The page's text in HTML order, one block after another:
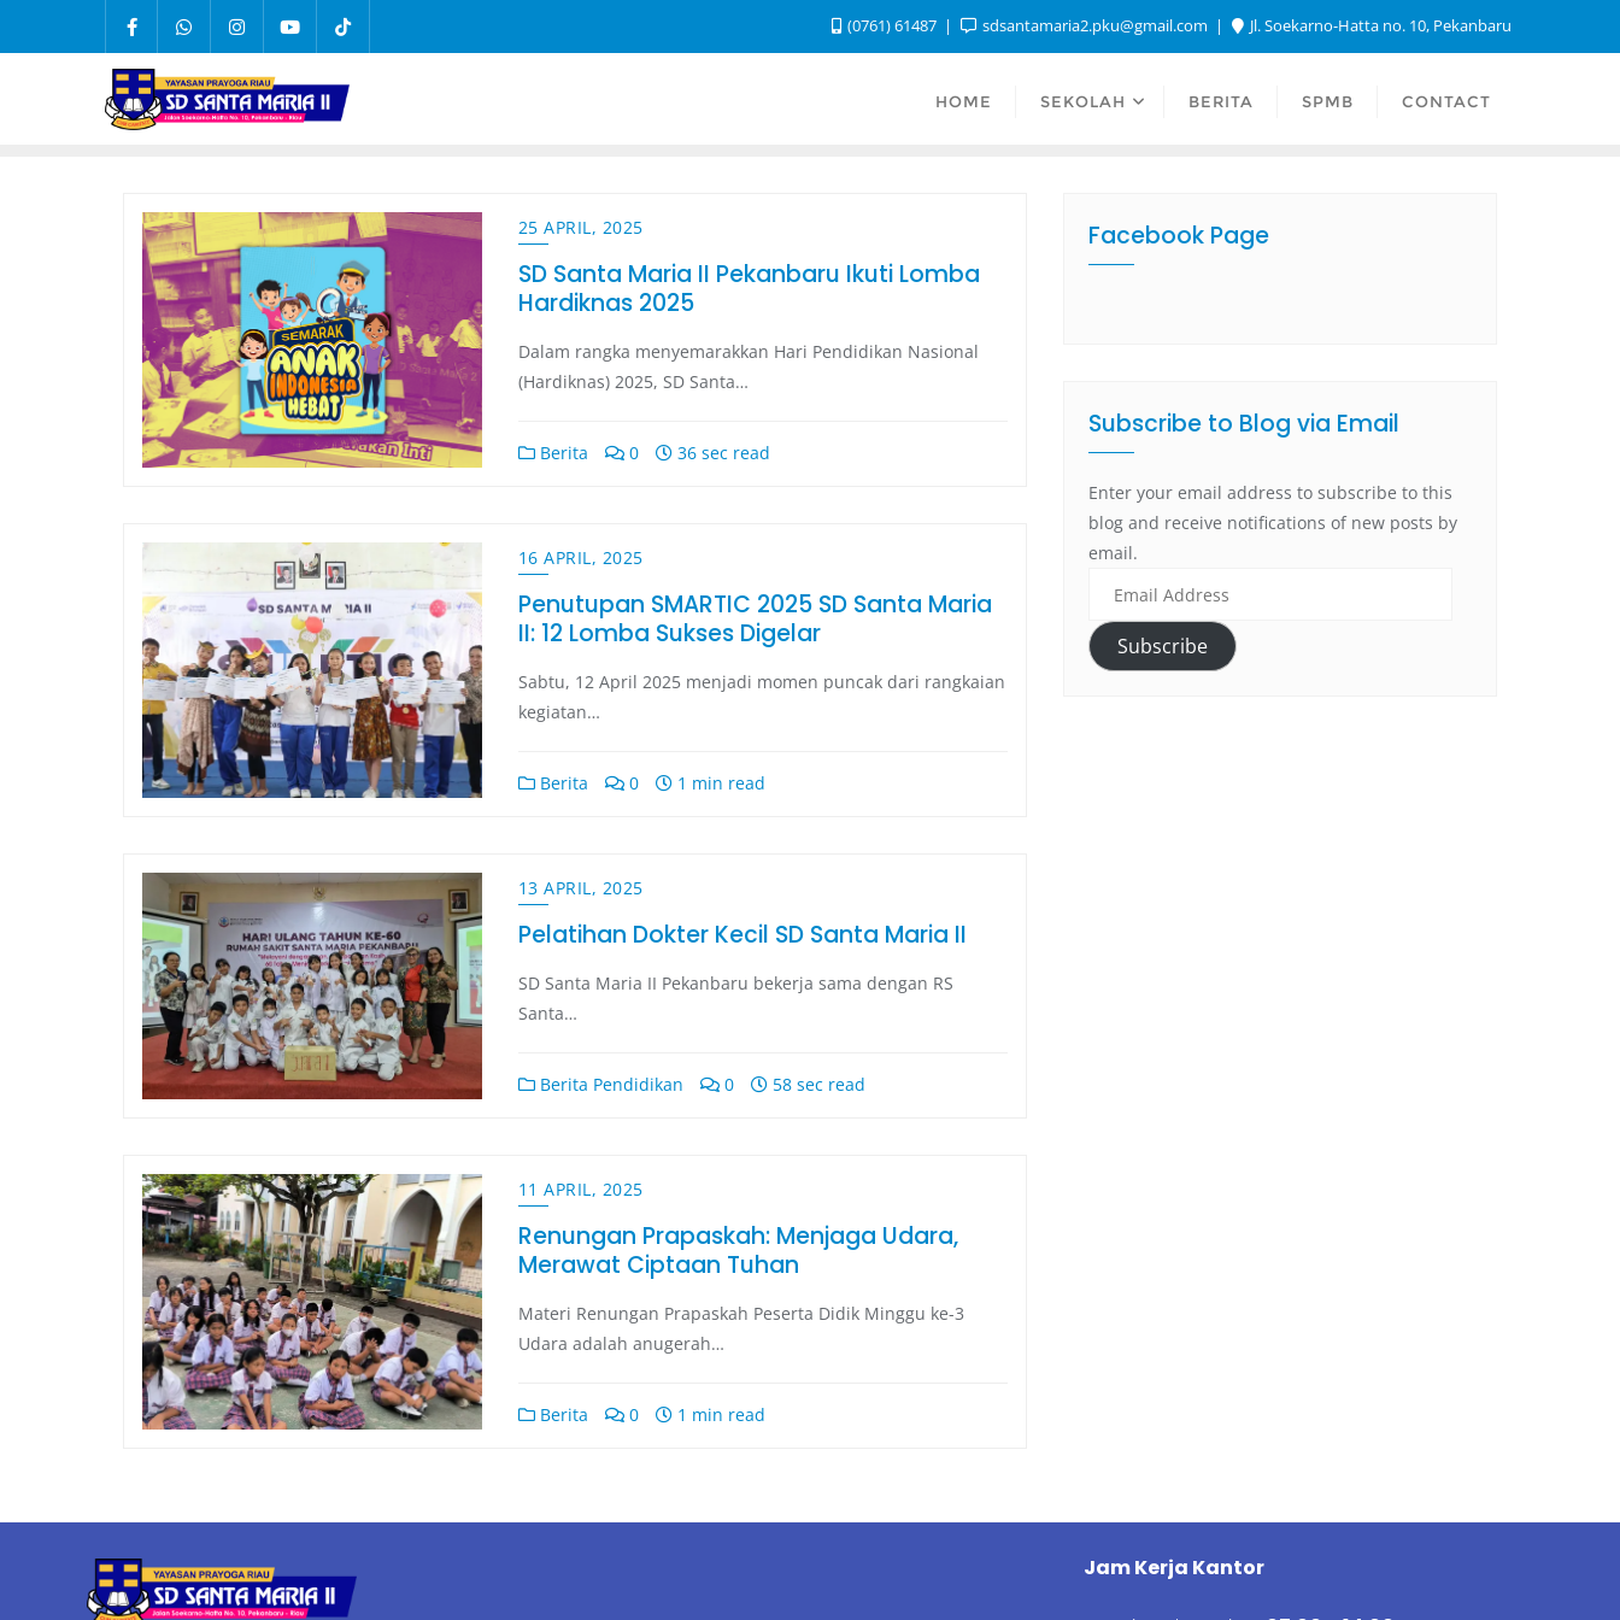
(0761) 61487 sdsantamaria2.pku@gmail.com Jl. Soekarno-Hatta no. 10, Pekanbaru
HOME SEKOLAH BERITA SPMB CONTACT
25 APRIL, 2025
SD Santa Maria II Pekanbaru Ikuti Lomba
Hardiknas 2025
Dalam rangka menyemarakkan Hari Pendidikan Nasional
(Hardiknas) 2025, SD Santa…
Berita 0 36 sec read
16 APRIL, 2025
Penutupan SMARTIC 2025 SD Santa Maria
II: 12 Lomba Sukses Digelar
Sabtu, 12 April 2025 menjadi momen puncak dari rangkaian
kegiatan…
Berita 0 1 min read
13 APRIL, 2025
Pelatihan Dokter Kecil SD Santa Maria II
SD Santa Maria II Pekanbaru bekerja sama dengan RS
Santa…
Berita Pendidikan 0 58 sec read
11 APRIL, 2025
Renungan Prapaskah: Menjaga Udara,
Merawat Ciptaan Tuhan
Materi Renungan Prapaskah Peserta Didik Minggu ke-3
Udara adalah anugerah…
Berita 0 1 min read
Facebook Page
Subscribe to Blog via Email
Enter your email address to subscribe to this
blog and receive notifications of new posts by
email.
Subscribe
Jam Kerja Kantor